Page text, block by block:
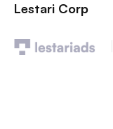
Lestari Corp